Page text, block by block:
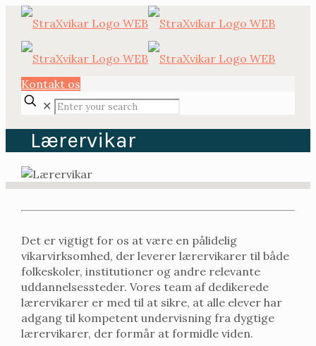
Kontakt os
✕
Lærervikar
Det er vigtigt for os at være en pålidelig
vikarvirksomhed, der leverer lærervikarer til både
folkeskoler, institutioner og andre relevante
uddannelsessteder. Vores team af dedikerede
lærervikarer er med til at sikre, at alle elever har
adgang til kompetent undervisning fra dygtige
lærervikarer, der formår at formidle viden.